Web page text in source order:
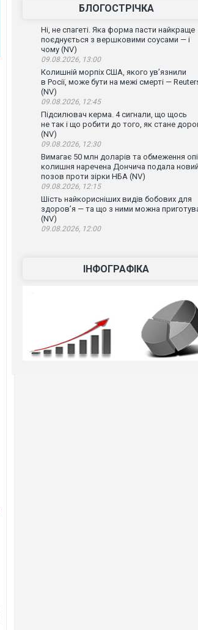
БЛОГОСТРІЧКА
Ні, не спагеті. Яка форма пасти найкраще
поєднується з вершковими соусами — і
чому (NV)
09.08.2026, 13:00
Колишній морпіх США, якого ув’язнили
в Росії, може бути на межі смерті —
(NV)
09.08.2026, 12:45
Підсилювач керма. 4 сигнали, що щось
не так і що робити до того, як стане
(NV)
09.08.2026, 12:30
Вимагає 50 млн доларів та обмеження
колишня наречена Дончича подала новий
позов проти зірки НБА (NV)
09.08.2026, 12:15
Шість найкорисніших видів бобових для
здоров’я — та що з ними можна
(NV)
09.08.2026, 12:00
ІНФОГРАФІКА